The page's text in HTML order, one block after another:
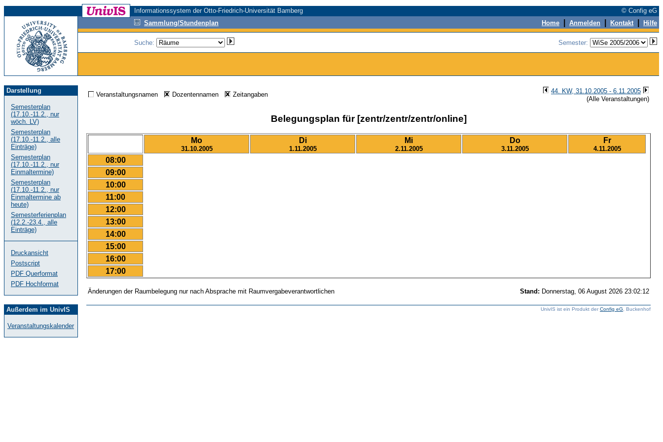
Informationssystem der Otto-Friedrich-Universität Bamberg
© Config eG
Sammlung/Stundenplan
Home Anmelden Kontakt Hilfe
Suche: Semester:
Darstellung
Semesterplan
(17.10.-11.2., nur
wöch. LV)
Semesterplan
(17.10.-11.2., alle
Einträge)
Semesterplan
(17.10.-11.2., nur
Einmaltermine)
Semesterplan
(17.10.-11.2., nur
Einmaltermine ab
heute)
Semesterferienplan
(12.2.-23.4., alle
Einträge)
Druckansicht
Postscript
PDF Querformat
PDF Hochformat
Außerdem im UnivIS
Veranstaltungskalender
Veranstaltungsnamen Dozentennamen Zeitangaben
44. KW, 31.10.2005 - 6.11.2005
(Alle Veranstaltungen)
Belegungsplan für [zentr/zentr/zentr/online]
Mo
31.10.2005
Di
1.11.2005
Mi
2.11.2005
Do
3.11.2005
Fr
4.11.2005
08:00
09:00
10:00
11:00
12:00
13:00
14:00
15:00
16:00
17:00
Änderungen der Raumbelegung nur nach Absprache mit Raumvergabeverantwortlichen Stand: Donnerstag, 06 August 2026 23:02:12
UnivIS ist ein Produkt derConfig eG , Buckenhof